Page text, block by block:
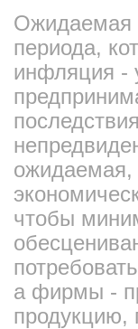
Ожидаемая
периода,
инфляция -
ожидаемая,
чтобы
а фирмы -
продукцию,